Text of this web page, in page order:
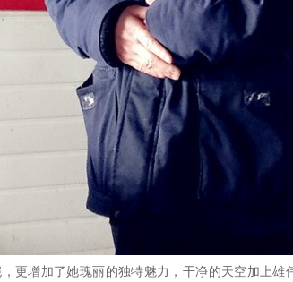
更增加了她瑰丽的独特魅力，干净的天空加上